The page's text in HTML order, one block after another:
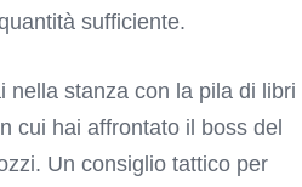
sufficiente.
nella stanza con la pila di libri
cui hai affrontato il boss del
Un consiglio tattico per